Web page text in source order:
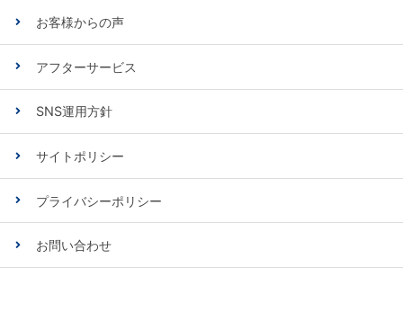
お客様からの声
アフターサービス
SNS運用方針
サイトポリシー
プライバシーポリシー
お問い合わせ